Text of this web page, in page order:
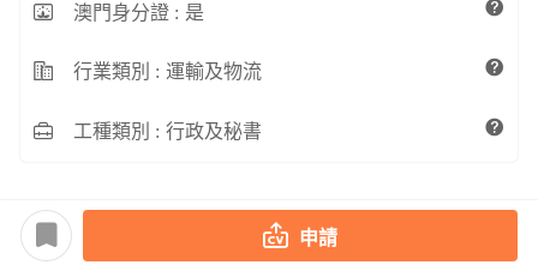
澳門身分證 : 是
行業類別 : 運輸及物流
工種類別 : 行政及秘書
申請